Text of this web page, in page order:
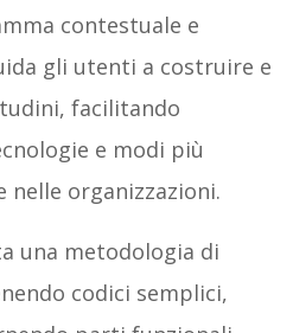
contestuale e
gli utenti a costruire e
facilitando
e modi più
organizzazioni.
una metodologia di
codici semplici,